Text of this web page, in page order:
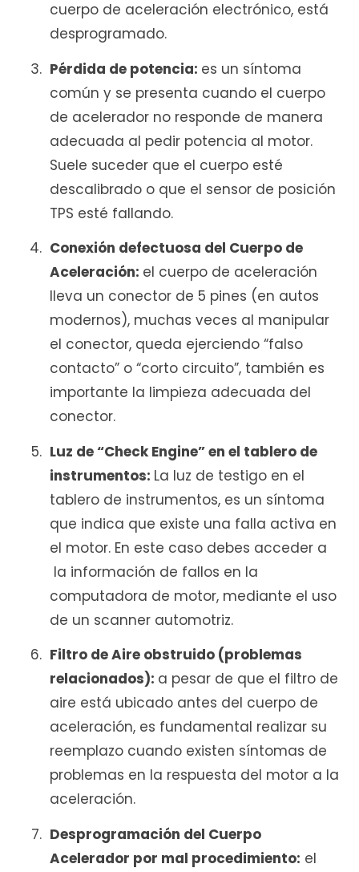
cuerpo de aceleración electrónico, está
desprogramado.
Pérdida de potencia: es un síntoma
común y se presenta cuando el cuerpo
de acelerador no responde de manera
adecuada al pedir potencia al motor.
Suele suceder que el cuerpo esté
descalibrado o que el sensor de posición
TPS esté fallando.
Conexión defectuosa del Cuerpo de
Aceleración: el cuerpo de aceleración
lleva un conector de 5 pines (en autos
modernos), muchas veces al manipular
el conector, queda ejerciendo “falso
contacto” o “corto circuito”, también es
importante la limpieza adecuada del
conector.
Luz de “Check Engine” en el tablero de
instrumentos: La luz de testigo en el
tablero de instrumentos, es un síntoma
que indica que existe una falla activa en
el motor. En este caso debes acceder a
la información de fallos en la
computadora de motor, mediante el uso
de un scanner automotriz.
Filtro de Aire obstruido (problemas
relacionados): a pesar de que el filtro de
aire está ubicado antes del cuerpo de
aceleración, es fundamental realizar su
reemplazo cuando existen síntomas de
problemas en la respuesta del motor a la
aceleración.
Desprogramación del Cuerpo
Acelerador por mal procedimiento: el